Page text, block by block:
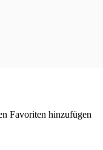
Favoriten hinzufügen